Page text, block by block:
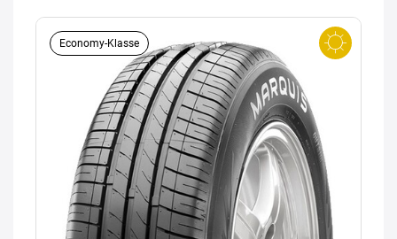
Economy-Klasse